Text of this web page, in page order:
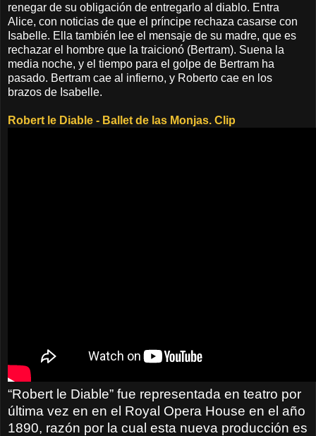
renegar de su obligación de entregarlo al diablo. Entra
Alice, con noticias de que el príncipe rechaza casarse con
Isabelle. Ella también lee el mensaje de su madre, que es
rechazar el hombre que la traicionó (Bertram). Suena la
media noche, y el tiempo para el golpe de Bertram ha
pasado. Bertram cae al infierno, y Roberto cae en los
brazos de Isabelle.
Robert le Diable - Ballet de las Monjas. Clip
“Robert le Diable” fue representada en teatro por
última vez en en el Royal Opera House en el año
1890, razón por la cual esta nueva producción es